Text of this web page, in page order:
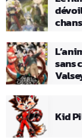
sans
Kid